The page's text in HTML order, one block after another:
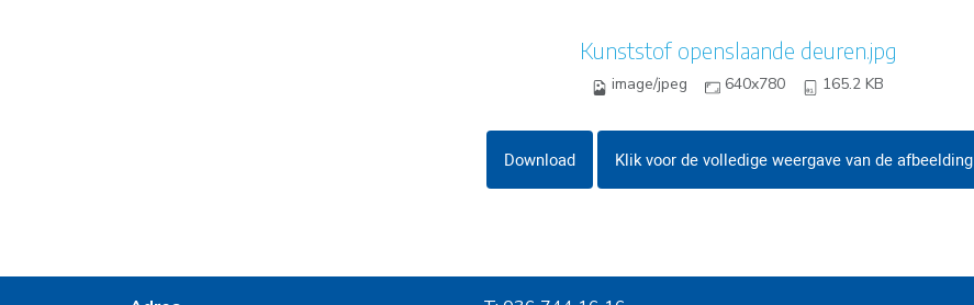
Kunststof openslaande deuren.jpg
image/jpeg 640x780 165.2 KB
Download Klik voor de volledige weergave van de afbeelding